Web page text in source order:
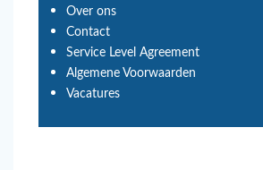
Over ons
Contact
Service Level Agreement
Algemene Voorwaarden
Vacatures